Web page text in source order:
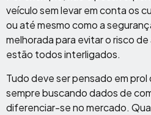
veículo sem levar em conta os
ou até mesmo como a
melhorada para evitar o risco
estão todos interligados.
Tudo deve ser pensado em
sempre buscando dados de
diferenciar-se no mercado.